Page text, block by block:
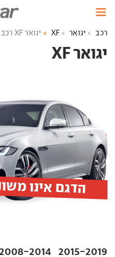
רכב יגואר XF יגואר XF רכב חדש
יגואר XF ‏
2015-2019
2008-2014
הדגם אינו